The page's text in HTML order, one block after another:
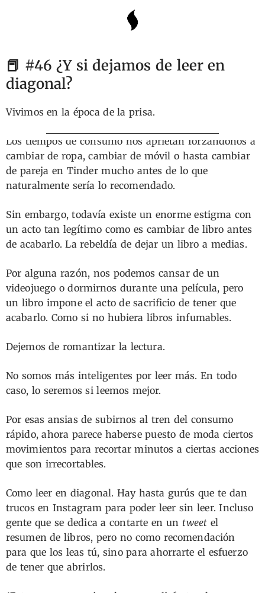
📕 #46 ¿Y si dejamos de leer en
diagonal?
Vivimos en la época de la prisa.
Los tiempos de consumo nos aprietan forzándonos a
cambiar de ropa, cambiar de móvil o hasta cambiar
de pareja en Tinder mucho antes de lo que
naturalmente sería lo recomendado.
Sin embargo, todavía existe un enorme estigma con
un acto tan legítimo como es cambiar de libro antes
de acabarlo. La rebeldía de dejar un libro a medias.
Por alguna razón, nos podemos cansar de un
videojuego o dormirnos durante una película, pero
un libro impone el acto de sacrificio de tener que
acabarlo. Como si no hubiera libros infumables.
Dejemos de romantizar la lectura.
No somos más inteligentes por leer más. En todo
caso, lo seremos si leemos mejor.
Por esas ansias de subirnos al tren del consumo
rápido, ahora parece haberse puesto de moda ciertos
movimientos para recortar minutos a ciertas acciones
que son irrecortables.
Como leer en diagonal. Hay hasta gurús que te dan
trucos en Instagram para poder leer sin leer. Incluso
gente que se dedica a contarte en un tweet el
resumen de libros, pero no como recomendación
para que los leas tú, sino para ahorrarte el esfuerzo
de tener que abrirlos.